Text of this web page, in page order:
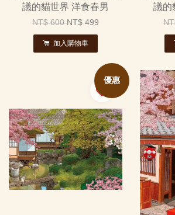
議的貓世界 洋食春男
NT$ 600NT$ 499
加入購物車
議的
優惠